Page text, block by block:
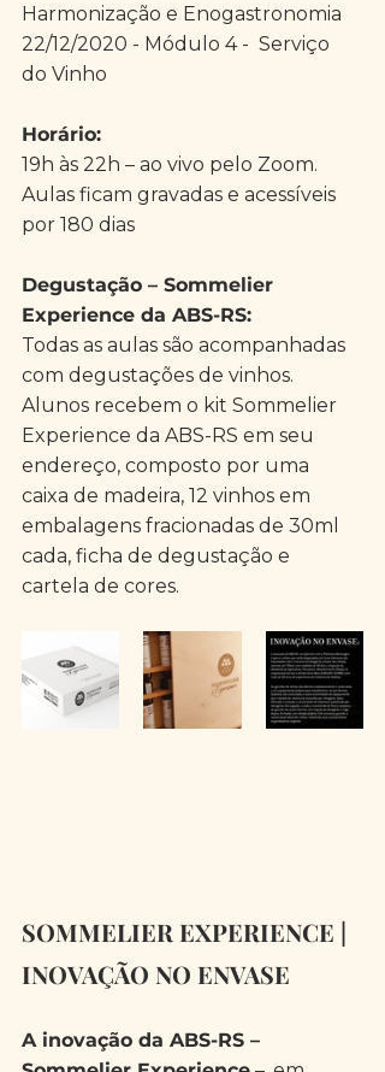
Harmonização e Enogastronomia
22/12/2020 - Módulo 4 -  Serviço
do Vinho
Horário:
19h às 22h – ao vivo pelo Zoom.
Aulas ficam gravadas e acessíveis
por 180 dias
Degustação – Sommelier
Experience da ABS-RS:
Todas as aulas são acompanhadas
com degustações de vinhos.
Alunos recebem o kit Sommelier
Experience da ABS-RS em seu
endereço, composto por uma
caixa de madeira, 12 vinhos em
embalagens fracionadas de 30ml
cada, ficha de degustação e
cartela de cores.
SOMMELIER EXPERIENCE |
INOVAÇÃO NO ENVASE
A inovação da ABS-RS –